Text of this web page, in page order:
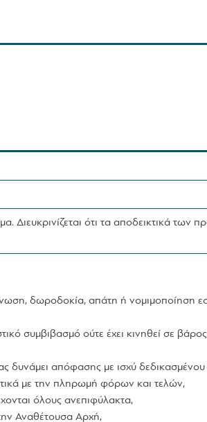
ότι τα αποδεικτικά των
δωροδοκία, απάτη ή νομιμοποίηση
συμβιβασμό ούτε έχει κινηθεί σε
δυνάμει απόφασης με ισχύ δεδικασμένου
με την πληρωμή φόρων και τελών,
όλους ανεπιφύλακτα,
Αναθέτουσα Αρχή,